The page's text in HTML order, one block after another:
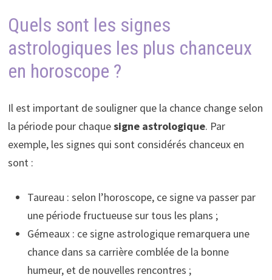
Quels sont les signes
astrologiques les plus chanceux
en horoscope ?
Il est important de souligner que la chance change selon
la période pour chaquesigne astrologique. Par
exemple, les signes qui sont considérés chanceux en
sont :
Taureau : selon l’horoscope, ce signe va passer par
une période fructueuse sur tous les plans ;
Gémeaux : ce signe astrologique remarquera une
chance dans sa carrière comblée de la bonne
humeur, et de nouvelles rencontres ;